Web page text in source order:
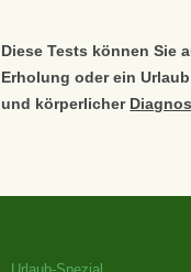
Diese Tests können Sie
Erholung oder ein
und körperlicher